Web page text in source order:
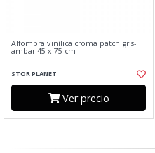
Alfombra vinílica croma patch gris-
ambar 45 x 75 cm
STOR PLANET
Ver precio